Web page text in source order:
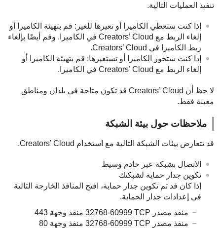
تنفيذ العمليات التالية.
إذا كنت ستعطي الكاميرا أو تعيرها للغير: قم بتهيئة الكاميرا أو
إلغاء الربط مع Creators’ Cloud في الكاميرا. وقم أيضًا بإلغاء
ربط الكاميرا في Creators’ Cloud.
إذا كنت ستحوز الكاميرا أو تستعيرها: قم بتهيئة الكاميرا أو
إلغاء الربط مع Creators’ Cloud في الكاميرا.
لا حظ أن Creators’ Cloud قد تكون متاحة في بلدان ومناطق
معينة فقط.
ملاحظات حول بيئة الشبكة
قد تتعارض بيئات الشبكة التالية مع استخدام Creators’ Cloud.
الاتصال بشبكة عبر خادم وسيط
تكوين جدار حماية لشبكتك
إذا كان قد تم تكوين جدار حماية، افتح المنافذ الخارجة التالية
في إعدادات جدار الحماية.
منفذ مصدر TCP‏ 32768-60999 منفذ وجهة‏ 443
منفذ مصدر TCP‏ 32768-60999 منفذ وجهة‏ 80